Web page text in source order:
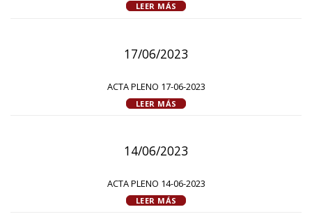
LEER MÁS
17/06/2023
ACTA PLENO 17-06-2023
LEER MÁS
14/06/2023
ACTA PLENO 14-06-2023
LEER MÁS